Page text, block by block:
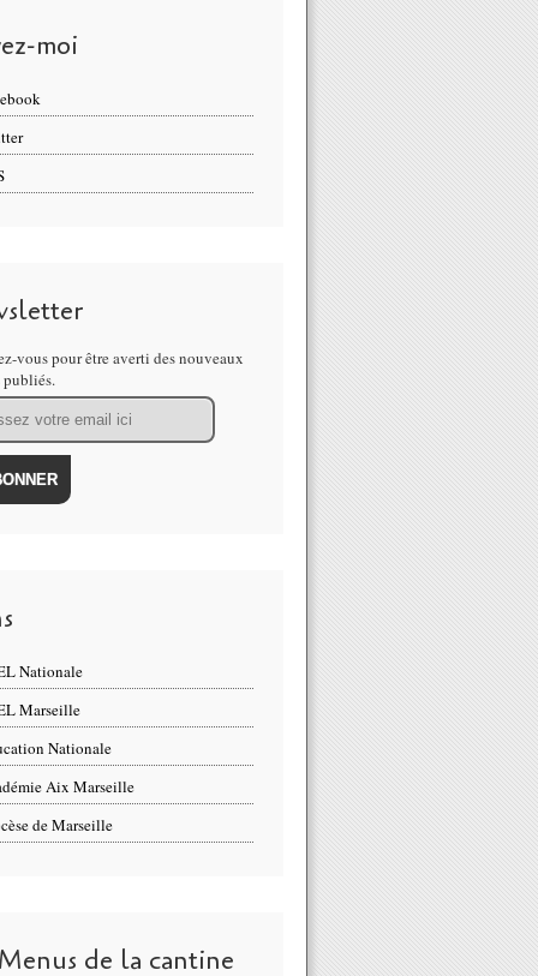
moi
vous pour être averti des nouveaux
Nationale
Marseille
Nationale
Aix Marseille
de Marseille
de la cantine